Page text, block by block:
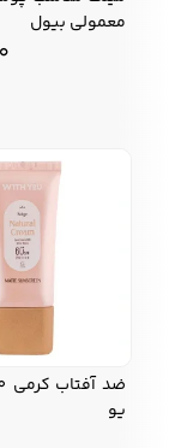
معمولی بیول
یو